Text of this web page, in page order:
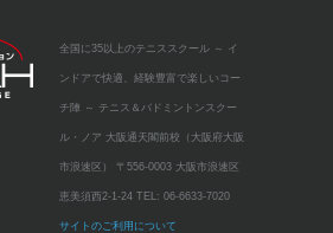
全国に35以上のテニススクール ～ イ
ンドアで快適、経験豊富で楽しいコー
チ陣 ～ テニス＆バドミントンスクー
ル・ノア 大阪通天閣前校（大阪府大阪
市浪速区） 〒556-0003 大阪市浪速区
恵美須西2-1-24 TEL: 06-6633-7020
サイトのご利用について